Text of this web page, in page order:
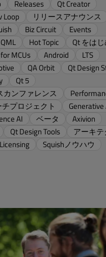
Releases
Qt Creator
Loop
リリースアナウンス
Biz Circuit
Events
QML Hot Topic
Qt をは
MCUs Android
LTS
QA Orbit
Qt Design
Qt 5
カンファレンス
チプロジェクト
Generative
AI
ベータ
Axivion
Qt Design Tools
アーキテ
Squishノウハウ